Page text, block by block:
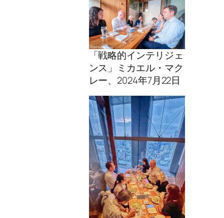
「戦略的インテリジェ
ンス」ミカエル・マク
レー、2024年7月22日